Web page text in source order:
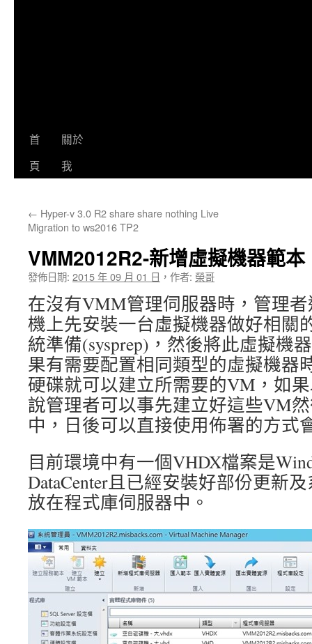
首
頁
關於
我
← Hyper-v 3.0 R2 share share nothing Live
Migration to ws2016 TP2
VMM2012R2-新增虛擬機器範本
發佈日期: 2015 年 09 月 01 日 ， 作者: 榮哥
在沒有VMM管理伺服器時，管理
機上先安裝一台虛擬機器做好相關
統準備(sysprep)，然後將此虛擬機
果有需要配置相同類型的虛擬機器
硬碟就可以建立所需要的VM，如
說管理者可以事先建立好這些VM
中，日後可以直接使用佈署的方式
目前環境中有一個VHDX檔案是
DataCenter且已經安裝好部份更新
放在程式庫伺服器中。